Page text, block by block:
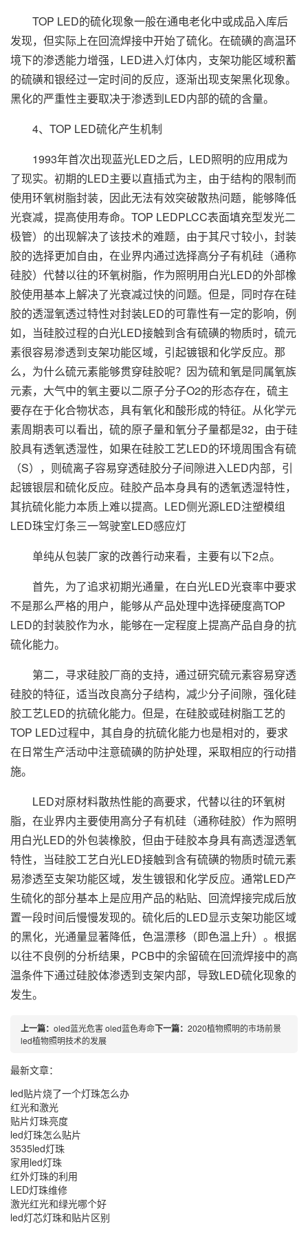
TOP LED的硫化现象一般在通电老化中或成品入库后
发现，但实际上在回流焊接中开始了硫化。在硫磺的高温环
境下的渗透能力增强，LED进入灯体内，支架功能区域积蓄
的硫磺和银经过一定时间的反应，逐渐出现支架黑化现象。
黑化的严重性主要取决于渗透到LED内部的硫的含量。
4、TOP LED硫化产生机制
1993年首次出现蓝光LED之后，LED照明的应用成为
了现实。初期的LED主要以直插式为主，由于结构的限制而
使用环氧树脂封装，因此无法有效突破散热问题，能够降低
光衰减，提高使用寿命。TOP LEDPLCC表面填充型发光二
极管）的出现解决了该技术的难题，由于其尺寸较小，封装
胶的选择更加自由，在业界内通过选择高分子有机硅（通称
硅胶）代替以往的环氧树脂，作为照明用白光LED的外部橡
胶使用基本上解决了光衰减过快的问题。但是，同时存在硅
胶的透湿氧透过特性对封装LED的可靠性有一定的影响，例
如，当硅胶过程的白光LED接触到含有硫磺的物质时，硫元
素很容易渗透到支架功能区域，引起镀银和化学反应。那
么，为什么硫元素能够贯穿硅胶呢？因为硫和氧是同属氧族
元素，大气中的氧主要以二原子分子O2的形态存在，硫主
要存在于化合物状态，具有氧化和酸形成的特征。从化学元
素周期表可以看出，硫的原子量和氧分子量都是32，由于硅
胶具有透氧透湿性，如果在硅胶工艺LED的环境周围含有硫
（S），则硫离子容易穿透硅胶分子间隙进入LED内部，引
起镀银层和硫化反应。硅胶产品本身具有的透氧透湿特性，
其抗硫化能力本质上难以提高。LED侧光源LED注塑模组
LED珠宝灯条三一驾驶室LED感应灯
单纯从包装厂家的改善行动来看，主要有以下2点。
首先，为了追求初期光通量，在白光LED光衰率中要求
不是那么严格的用户，能够从产品处理中选择硬度高TOP
LED的封装胶作为水，能够在一定程度上提高产品自身的抗
硫化能力。
第二，寻求硅胶厂商的支持，通过研究硫元素容易穿透
硅胶的特征，适当改良高分子结构，减少分子间隙，强化硅
胶工艺LED的抗硫化能力。但是，在硅胶或硅树脂工艺的
TOP LED过程中，其自身的抗硫化能力也是相对的，要求
在日常生产活动中注意硫磺的防护处理，采取相应的行动措
施。
LED对原材料散热性能的高要求，代替以往的环氧树
脂，在业界内主要使用高分子有机硅（通称硅胶）作为照明
用白光LED的外包装橡胶，但由于硅胶本身具有高透湿透氧
特性，当硅胶工艺白光LED接触到含有硫磺的物质时硫元素
易渗透至支架功能区域，发生镀银和化学反应。通常LED产
生硫化的部分基本上是应用产品的粘贴、回流焊接完成后放
置一段时间后慢慢发现的。硫化后的LED显示支架功能区域
的黑化，光通量显著降低，色温漂移（即色温上升）。根据
以往不良例的分析结果，PCB中的余留硫在回流焊接中的高
温条件下通过硅胶体渗透到支架内部，导致LED硫化现象的
发生。
上一篇： oled蓝光危害 oled蓝色寿命下一篇： 2020植物照明的市场前景
led植物照明技术的发展
最新文章：
led贴片烧了一个灯珠怎么办
红光和激光
贴片灯珠亮度
led灯珠怎么贴片
3535led灯珠
家用led灯珠
红外灯珠的利用
LED灯珠维修
激光红光和绿光哪个好
led灯芯灯珠和贴片区别